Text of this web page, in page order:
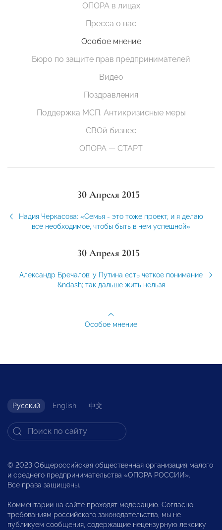
ОПОРА в лицах
Пресса о нас
Особое мнение
Бюро по защите прав предпринимателей
Видео
Поздравления
Поддержка МСП. Антикризисные меры
СВОй бизнес
ОПОРА — СТАРТ
30 Апреля 2015
Надия Черкасова: «Семья - это тоже проект, и я делаю
всё необходимое, чтобы быть в нем успешной»
30 Апреля 2015
Александр Бречалов: у Путина есть четкое понимание
&ndash; так дальше жить нельзя
Особое мнение
Русский English 中文
© 2023 Общероссийская общественная организация малого
и среднего предпринимательства «ОПОРА РОССИИ».
Все права защищены.
Комментарии на сайте проходят модерацию. Согласно
требованиям российского законодательства, мы не
публикуем сообщения, содержащие нецензурную лексику